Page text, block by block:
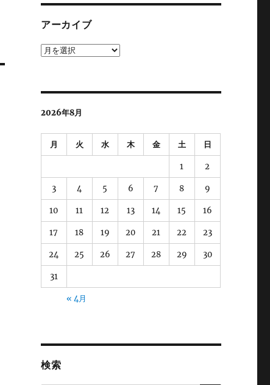
アーカイブ
ア
2026年8月
月 火 水 木 金 土 日
1 2
3 4 5 6 7 8 9
10 11 12 13 14 15 16
17 18 19 20 21 22 23
24 25 26 27 28 29 30
31
« 4月
検索